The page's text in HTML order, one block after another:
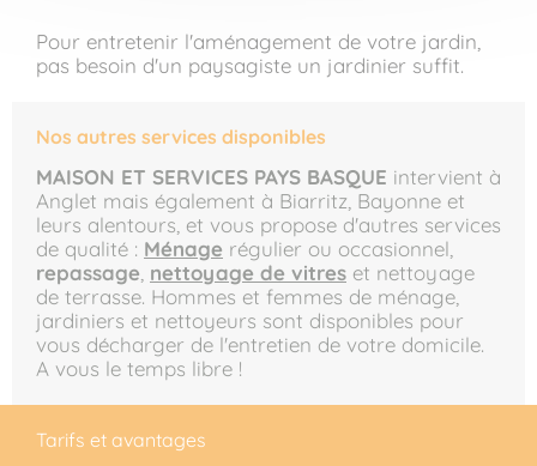
Pour entretenir l'aménagement de votre jardin,
pas besoin d'un paysagiste un jardinier suffit.
Nos autres services disponibles
MAISON ET SERVICES PAYS BASQUE intervient à
Anglet mais également à Biarritz, Bayonne et
leurs alentours, et vous propose d'autres services
de qualité : Ménage régulier ou occasionnel,
repassage nettoyage de vitres et nettoyage
de terrasse. Hommes et femmes de ménage,
jardiniers et nettoyeurs sont disponibles pour
vous décharger de l'entretien de votre domicile.
A vous le temps libre !
Tarifs et avantages